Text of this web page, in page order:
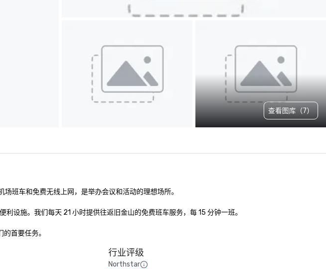
查看图库（7）
班车和免费无线上网，是举办会议和活动的理想场所。
设施。我们每天 21 小时提供往返旧金山的免费班车服务，每 15 分钟一班。
首要任务。
行业评级
Northstar